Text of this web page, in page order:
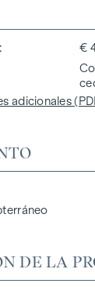
€
adicionales
DE LA